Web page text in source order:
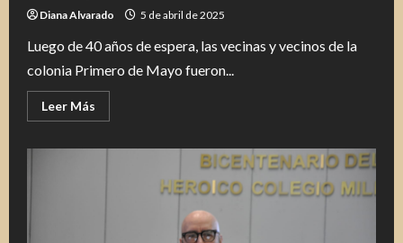
Diana Alvarado 5 de abril de 2025
Luego de 40 años de espera, las vecinas y vecinos de la
colonia Primero de Mayo fueron...
Leer Más
más